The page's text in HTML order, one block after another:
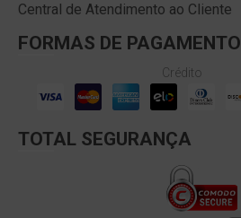
Central de Atendimento ao Cliente
FORMAS DE PAGAMENTO
Crédito
TOTAL SEGURANÇA